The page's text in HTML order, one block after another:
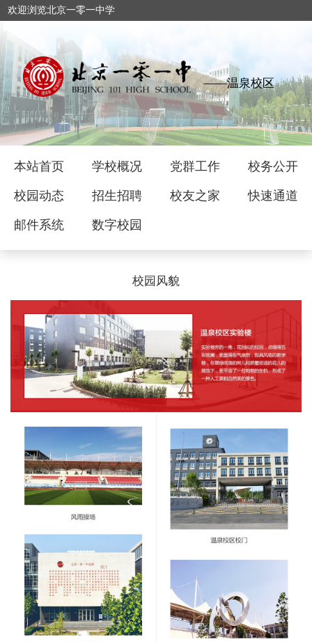
欢迎浏览北京一零一中学
——温泉校区
本站首页 学校概况 党群工作 校务公开
校园动态 招生招聘 校友之家 快速通道
邮件系统 数字校园
校园风貌